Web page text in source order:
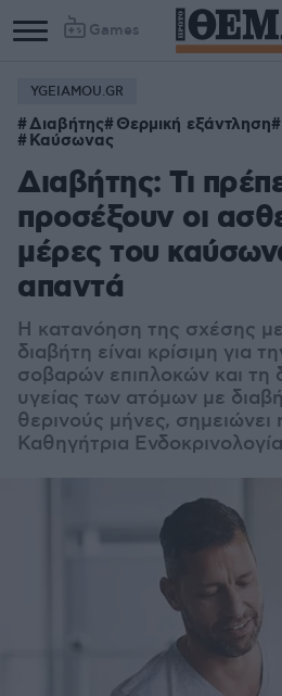
Games
YGEIAMOU.GR
Διαβήτης Θερμική εξάντληση
Καύσωνας
Διαβήτης: Τι
προσέξουν οι
μέρες του
απαντά
Η κατανόηση της σχέσης
διαβήτη είναι κρίσιμη για
σοβαρών επιπλοκών και τη
υγείας των ατόμων με
θερινούς μήνες, σημειώνει
Καθηγήτρια